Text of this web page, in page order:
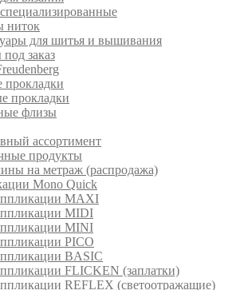
ниток
для шитья и вышивания
заказ
прокладки
прокладки
флизы
ассортимент
продукты
на метраж (распродажа)
Mono Quick
MAXI
MIDI
MINI
PICO
BASIC
FLICKEN (заплатки)
REFLEX (светоотражащие)